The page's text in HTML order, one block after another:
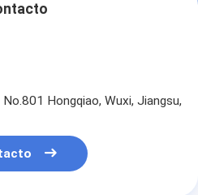
Hongqiao, Wuxi, Jiangsu,